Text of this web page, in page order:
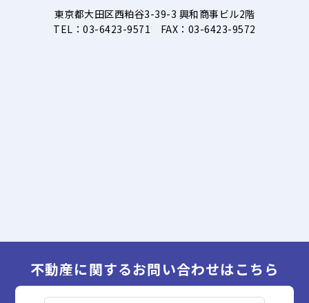
東京都大田区西粕谷3-39-3 興和商事ビル2階
TEL：03-6423-9571 FAX：03-6423-9572
不動産に関するお問い合わせはこちら